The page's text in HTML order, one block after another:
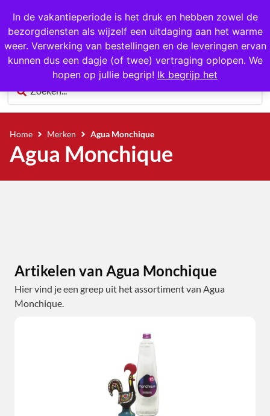
In de vakantieperiode is het druk en hebben zowel de
bezorgdiensten als wijzelf een uitdaging aan het warme
weer. Verwerking van bestellingen en de leveringen ervan
kunnen dus een dagje (of twee) vertraging oplopen. We
hopen op jullie begrip! Ik begrijp het
1000+ producten op voorraad
0
Home Merken Agua Monchique
Agua Monchique
Artikelen van Agua Monchique
Hier vind je een greep uit het assortiment van Agua
Monchique.